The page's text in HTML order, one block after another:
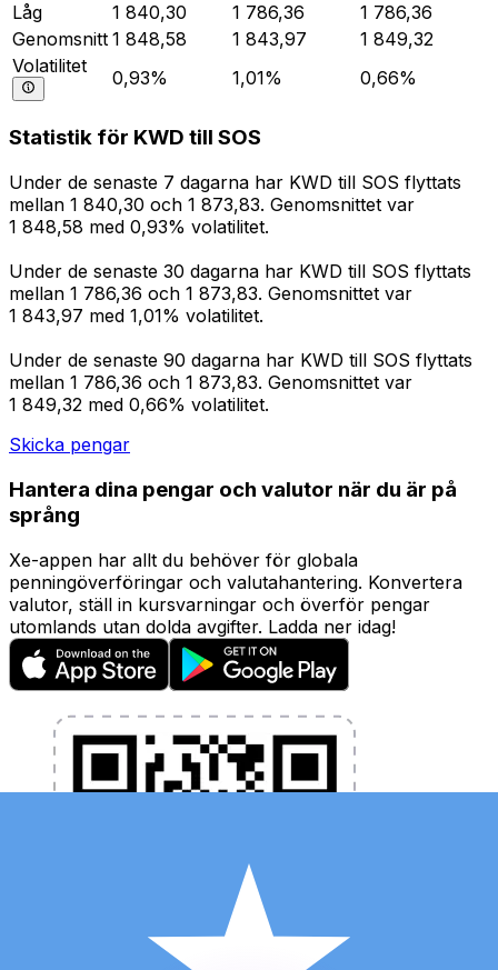
Låg
1 840,30 1 786,36
1 786,36
Genomsnitt 1 848,58 1 843,97
1 849,32
Volatilitet
0,93% 1,01% 0,66%
Statistik för KWD till SOS
Under de senaste 7 dagarna har KWD till SOS flyttats
mellan 1 840,30 och 1 873,83. Genomsnittet var
1 848,58 med 0,93% volatilitet.
Under de senaste 30 dagarna har KWD till SOS flyttats
mellan 1 786,36 och 1 873,83. Genomsnittet var
1 843,97 med 1,01% volatilitet.
Under de senaste 90 dagarna har KWD till SOS flyttats
mellan 1 786,36 och 1 873,83. Genomsnittet var
1 849,32 med 0,66% volatilitet.
Skicka pengar
Hantera dina pengar och valutor när du är på
språng
Xe-appen har allt du behöver för globala
penningöverföringar och valutahantering. Konvertera
valutor, ställ in kursvarningar och överför pengar
utomlands utan dolda avgifter. Ladda ner idag!